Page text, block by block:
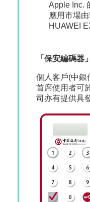
Apple Inc.
應用市場
HUAWEI
「保安編碼器」
個人客戶(中銀
首席使用者可
司亦有提供具